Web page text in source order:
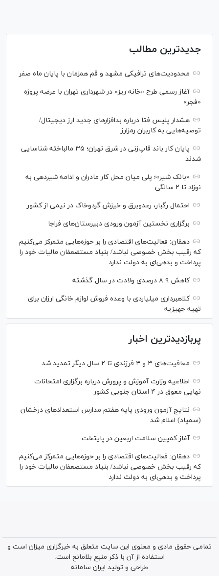
جدیدترین مطالب
محدودیت‌های ترافیکی مشهد و قم همزمان با پایان ماه صفر
آغاز رسمی طرح «خانه ریز» در شهرداری تهران با عرضه پروژه
«فجر»
هشدار پلیس فتا درباره بدافزار‌های جدید ارز دیجیتال/
توصیه‌هایی به کاربران رمزارز
پایان کار باند قاپ‌زنی در شرق تهران؛ ۳۵ مالباخته شناسایی
شدند
«بانک شیر»؛ پلی میان محل کار مادران و ادامه شیردهی به
نوزاد تا ۲ سالگی
احتمال رگبار، رعدوبرق و خیزش گردوخاک در نیمی از کشور
برگزاری نخستین آزمون ورودی دبیرستان‌های فراجا
دهقان: فعالیت‌های اقتصادی را بر حوزه‌هایی متمرکز می‌کنیم
که رقیب بخش خصوصی نباشد/ بنیاد مستضعفان مالیات خود را
پرداخت و بدهی‌ای به دولت ندارد
کاهش ۸.۹ درصدی ولادت در سال گذشته
کلاهبرداری میلیاردی با وعده فروش لوازم خانگی ارزان برای
تهیه جهیزیه
پربازدیدترین اخبار
معافیت‌های ۳ و ۴ فرزندی تا ۲ سال دیگر تمدید شد
اطلاعیه وزارت آموزش و پرورش درباره برگزاری امتحانات
نهایی معوق در ۴ استان جنوبی کشور
نتایج آزمون ورودی پایه هفتم مدارس استعدادهای درخشان
(سمپاد) اعلام شد
آغاز کمپین سلامت اربعین در پایتخت
دهقان: فعالیت‌های اقتصادی را بر حوزه‌هایی متمرکز می‌کنیم
که رقیب بخش خصوصی نباشد/ بنیاد مستضعفان مالیات خود را
پرداخت و بدهی‌ای به دولت ندارد
تمامی حقوق مادی و معنوی این سایت متعلق به خبرگزاری میزان است و
استفاده از آن با ذکر منبع بلامانع است.
طراحی و تولید ایران سامانه